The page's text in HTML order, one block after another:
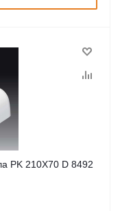
PK 210X70 D 8492